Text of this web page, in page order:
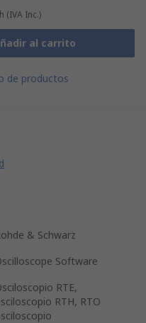
(IVA Inc.)
al carrito
de productos
& Schwarz
Software
RTE,
RTH, RTO